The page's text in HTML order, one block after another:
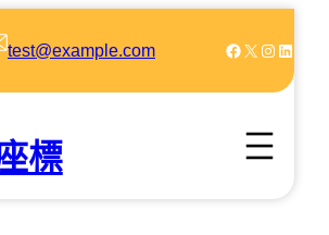
test@example.com Facebook X Instagram LinkedIn
標